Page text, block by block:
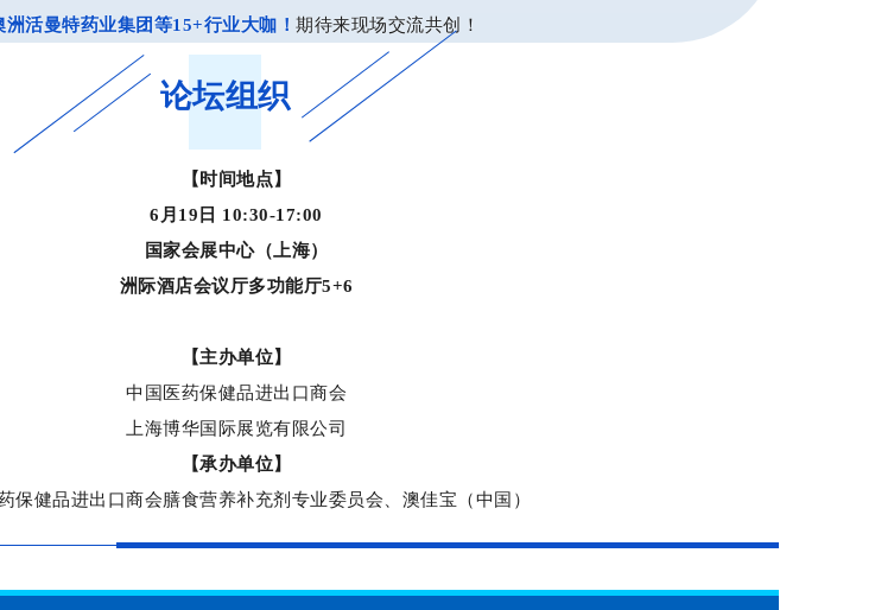
活曼特药业集团等15+行业大咖！ 期待来现场交流共创！
论坛组织
【时间地点】
6月19日 10:30-17:00
国家会展中心（上海）
洲际酒店会议厅多功能厅5+6
【主办单位】
中国医药保健品进出口商会
上海博华国际展览有限公司
【承办单位】
保健品进出口商会膳食营养补充剂专业委员会、澳佳宝（中国）